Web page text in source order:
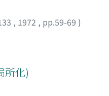
, 1972 , pp.59-69 )
所化)